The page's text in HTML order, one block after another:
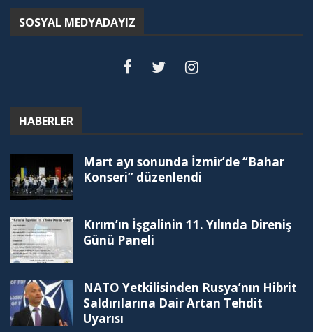
SOSYAL MEDYADAYIZ
HABERLER
Mart ayı sonunda İzmir’de “Bahar
Konseri” düzenlendi
Kırım’ın İşgalinin 11. Yılında Direniş
Günü Paneli
NATO Yetkilisinden Rusya’nın Hibrit
Saldırılarına Dair Artan Tehdit
Uyarısı